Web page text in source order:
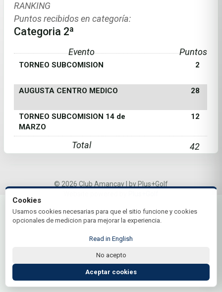
RANKING
Puntos recibidos en categoría:
Categoria 2ª
Evento Puntos
TORNEO SUBCOMISION 2
AUGUSTA CENTRO MEDICO 28
TORNEO SUBCOMISION 14 de
MARZO
12
Total 42
© 2026 Club Amancay | by Plus+Golf
Cookies
Usamos cookies necesarias para que el sitio funcione y cookies
opcionales de medicion para mejorar la experiencia.
Read in English
No acepto
Aceptar cookies